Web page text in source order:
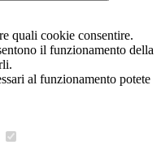
quali cookie consentire.
il funzionamento della
al funzionamento potete